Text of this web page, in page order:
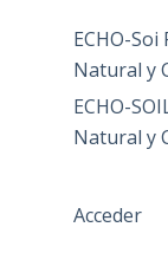
ECHO-
Natural y
ECHO-
Natural y
Acceder